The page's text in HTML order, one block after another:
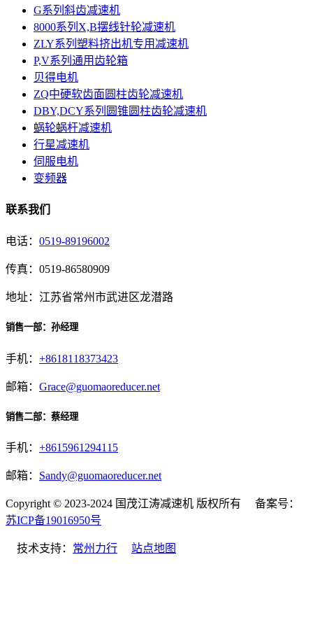
G系列斜齿减速机
8000系列X,B摆线针轮减速机
ZLY系列塑料挤出机专用减速机
P,V系列通用齿轮箱
贝得电机
ZQ中硬软齿面圆柱齿轮减速机
DBY,DCY系列圆锥圆柱齿轮减速机
蜗轮蜗杆减速机
行星减速机
伺服电机
变频器
联系我们
电话： 0519-89196002
传真：0519-86580909
地址：江苏省常州市武进区龙潜路
销售一部：孙经理
手机： +8618118373423
邮箱： Grace@guomaoreducer.net
销售二部：蔡经理
手机： +8615961294115
邮箱： Sandy@guomaoreducer.net
Copyright © 2023-2024 国茂江涛减速机 版权所有 备案号：
苏ICP备19016950号
技术支持： 常州力行 站点地图